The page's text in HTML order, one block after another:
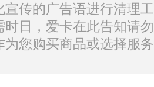
宣传的广告语进行清理
时日，爱卡在此告知请
为您购买商品或选择服